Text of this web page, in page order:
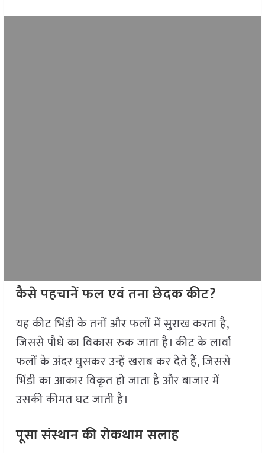
कैसे पहचानें फल एवं तना छेदक कीट?
यह कीट भिंडी के तनों और फलों में सुराख करता है,
जिससे पौधे का विकास रुक जाता है। कीट के लार्वा
फलों के अंदर घुसकर उन्हें खराब कर देते हैं, जिससे
भिंडी का आकार विकृत हो जाता है और बाजार में
उसकी कीमत घट जाती है।
पूसा संस्थान की रोकथाम सलाह